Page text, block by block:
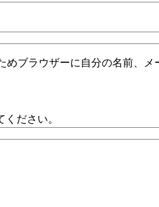
めブラウザーに自分の名前、メ
ださい。